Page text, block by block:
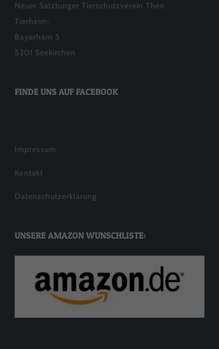
Neuer Salzburger Tierschutzverein Theo
Tierheim:
Bayerham 5
5201 Seekirchen
FINDE UNS AUF FACEBOOK
Impressum
Kontakt
Datenschutzerklärung
UNSERE AMAZON WUNSCHLISTE: